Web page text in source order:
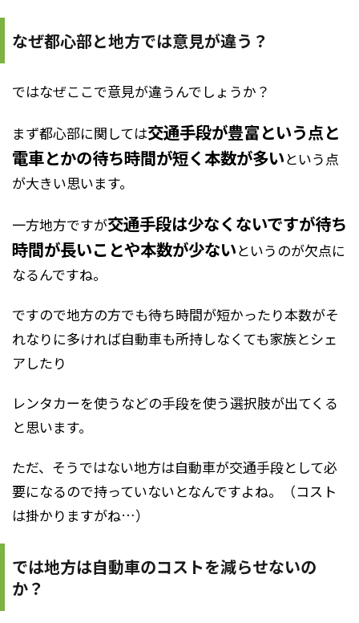
なぜ都心部と地方では意見が違う？
ではなぜここで意見が違うんでしょうか？
まず都心部に関しては交通手段が豊富という点と
電車とかの待ち時間が短く本数が多いという点
が大きい思います。
一方地方ですが交通手段は少なくないですが待ち
時間が長いことや本数が少ないというのが欠点に
なるんですね。
ですので地方の方でも待ち時間が短かったり本数がそ
れなりに多ければ自動車も所持しなくても家族とシェ
アしたり
レンタカーを使うなどの手段を使う選択肢が出てくる
と思います。
ただ、そうではない地方は自動車が交通手段として必
要になるので持っていないとなんですよね。（コスト
は掛かりますがね…）
では地方は自動車のコストを減らせないの
か？